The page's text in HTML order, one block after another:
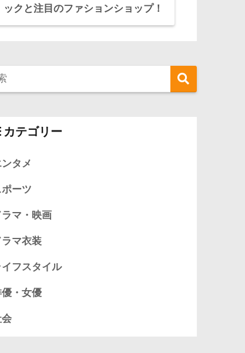
ックと注目のファションショップ！
カテゴリー
ンタメ
ポーツ
ラマ・映画
ラマ衣装
イフスタイル
・女優